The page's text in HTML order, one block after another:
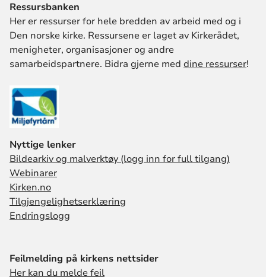
Ressursbanken
Her er ressurser for hele bredden av arbeid med og i
Den norske kirke. Ressursene er laget av Kirkerådet,
menigheter, organisasjoner og andre
samarbeidspartnere. Bidra gjerne med dine ressurser!
Nyttige lenker
Bildearkiv og malverktøy (logg inn for full tilgang)
Webinarer
Kirken.no
Tilgjengelighetserklæring
Endringslogg
Feilmelding på kirkens nettsider
Her kan du melde feil